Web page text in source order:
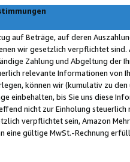
auf Beträge, auf deren
wir gesetzlich verpflichtet
Zahlung und Abgeltung der
relevante Informationen von
können wir (kumulativ zu
einbehalten, bis Sie uns diese
nicht zur Einholung
verpflichtet sein, Amazon
eine gültige MwSt.-Rechnung